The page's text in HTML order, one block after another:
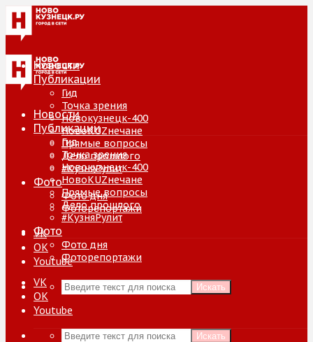
Новости
Публикации
Гид
Точка зрения
Новокузнецк-400
НовоKUZнечане
Прямые вопросы
Дело прошлого
#КузняРулит
Фото
Фото дня
Фоторепортажи
VK
ОК
Youtube
Искать
Новости
Публикации
Гид
Точка зрения
Новокузнецк-400
НовоKUZнечане
Прямые вопросы
Дело прошлого
#КузняРулит
Фото
Фото дня
Фоторепортажи
VK
ОК
Youtube
Искать